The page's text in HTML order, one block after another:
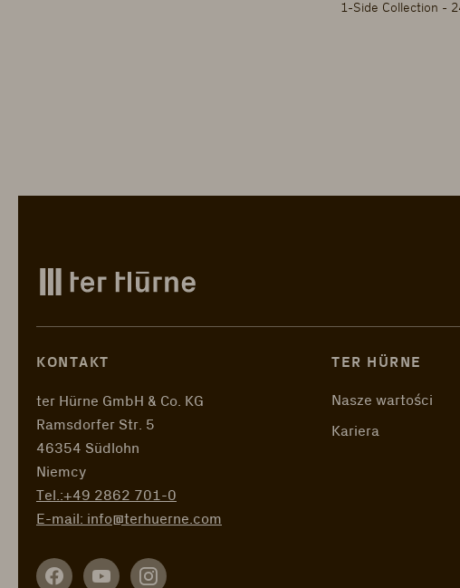
1-Side Collection -
KONTAKT
ter Hürne GmbH & Co. KG
Ramsdorfer Str. 5
46354 Südlohn
Niemcy
Tel.:+49 2862 701-0
E-mail: info@terhuerne.com
TER HÜRNE
Nasze wartości
Kariera